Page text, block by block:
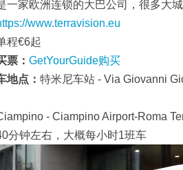
一家欧洲连锁的大巴公司，很多大
www.terravision.eu
程€6起
票： GetYourGuide购买
地点： 特米尼车站 - Via Giovanni
- Ciampino Airport-Roma
分钟左右，大概每小时1班车